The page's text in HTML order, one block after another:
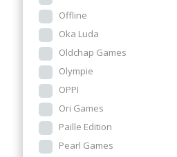
Offline
Oka Luda
Oldchap Games
Olympie
OPPI
Ori Games
Paille Edition
Pearl Games